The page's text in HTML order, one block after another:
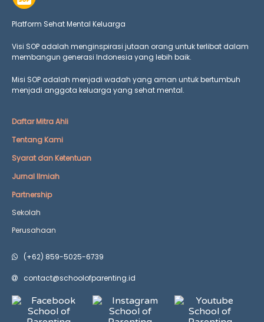
Platform Sehat Mental Keluarga
Visi SOP adalah menginspirasi jutaan orang untuk terlibat dalam
membangun generasi Indonesia yang lebih baik.
Misi SOP adalah menjadi wadah yang aman untuk bertumbuh
menjadi anggota keluarga yang sehat mental.
Daftar Mitra Ahli
Tentang Kami
Syarat dan Ketentuan
Jurnal Ilmiah
Partnership
Sekolah
Perusahaan
(+62) 859-5025-6739
contact@schoolofparenting.id